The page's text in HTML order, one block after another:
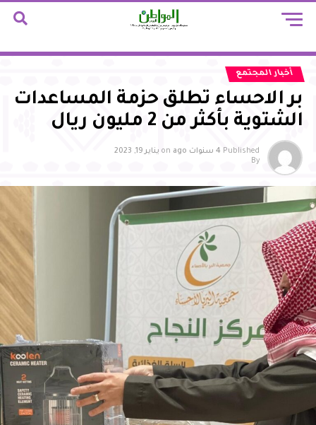
أخبار المجتمع
بر الاحساء تطلق حزمة المساعدات
الشتوية بأكثر من 2 مليون ريال
Published 4 سنوات ago on يناير 19, 2023
By